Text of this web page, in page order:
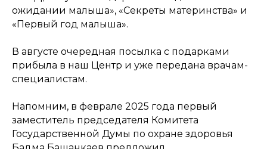
ожидании малыша», «Секреты материнства» и
«Первый год малыша».
В августе очередная посылка с подарками
прибыла в наш Центр и уже передана врачам-
специалистам.
Напомним, в феврале 2025 года первый
заместитель председателя Комитета
Государственной Думы по охране здоровья